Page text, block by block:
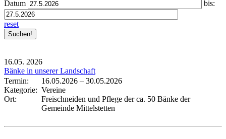
Datum
bis:
reset
16.05. 2026
Bänke in unserer Landschaft
Termin:
16.05.2026 – 30.05.2026
Kategorie: Vereine
Ort:
Freischneiden und Pflege der ca. 50 Bänke der
Gemeinde Mittelstetten